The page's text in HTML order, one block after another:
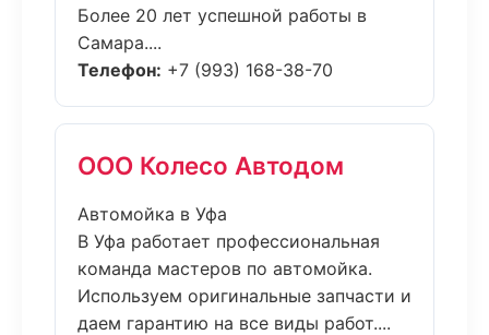
Более 20 лет успешной работы в
Самара....
Телефон: +7 (993) 168-38-70
ООО Колесо Автодом
Автомойка в Уфа
В Уфа работает профессиональная
команда мастеров по автомойка.
Используем оригинальные запчасти и
даем гарантию на все виды работ....